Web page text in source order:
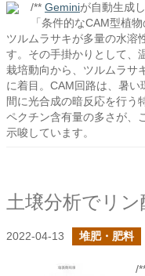
/** Geminiが自動生成
「条件的なCAM型植
ツルムラサキが多量の水溶
す。その手掛かりとして、
栽培動向から、ツルムラサ
に着目。CAM回路は、暑
間に光合成の暗反応を行う
ペクチン含有量の多さが、
示唆しています。
2022-04-13 堆肥・肥料
/